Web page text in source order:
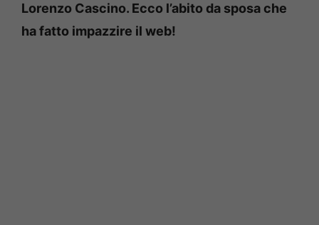
Lorenzo Cascino. Ecco l’abito da sposa che
ha fatto impazzire il web!